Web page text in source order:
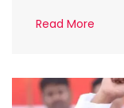
Read More